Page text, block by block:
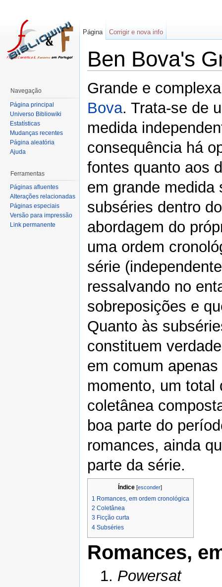
Ben Bova's
Grande e
Bova. Trata-se de
medida
consequência há
fontes quanto aos
em grande medida
subséries dentro
abordagem do
uma ordem
série
ressalvando no
sobreposições e
Quanto às
constituem
em comum
momento, um total
coletânea
boa parte do
romances, ainda
parte da série.
Índice[esconder]
1 Romances, em ordem cronológica
2 Coletânea
3 Ficção curta
4 Subséries
Romances,
1. Powersat
Página Corrigir e nova info
Navegação
Página principal
Universo Bibliowiki
Estatísticas
Mudanças recentes
Página aleatória
Ajuda
Ferramentas
Páginas afluentes
Alterações relacionadas
Páginas especiais
Versão para impressão
Link permanente